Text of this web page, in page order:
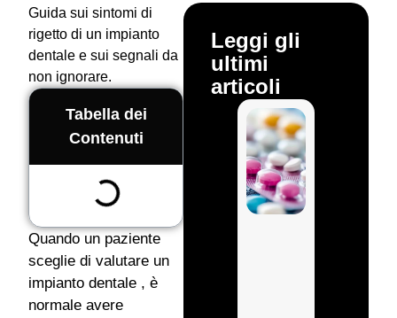
Guida sui sintomi di
rigetto di un impianto
dentale e sui segnali da
non ignorare.
Tabella dei
Contenuti
Quando un paziente
sceglie di valutare un
impianto dentale , è
normale avere
Leggi gli
ultimi
articoli